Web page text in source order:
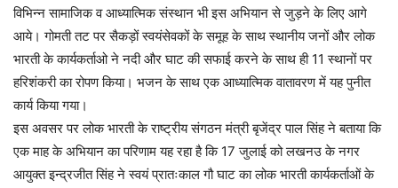
विभिन्न सामाजिक व आध्यात्मिक संस्थान भी इस अभियान से जुड़ने के लिए आगे
आये। गोमती तट पर सैकड़ों स्वयंसेवकों के समूह के साथ स्थानीय जनों और लोक
भारती के कार्यकर्ताओ ने नदी और घाट की सफाई करने के साथ ही 11 स्थानों पर
हरिशंकरी का रोपण किया। भजन के साथ एक आध्यात्मिक वातावरण में यह पुनीत
कार्य किया गया।
इस अवसर पर लोक भारती के राष्ट्रीय संगठन मंत्री बृजेंद्र पाल सिंह ने बताया कि
एक माह के अभियान का परिणाम यह रहा है कि 17 जुलाई को लखनउ के नगर
आयुक्त इन्द्रजीत सिंह ने स्वयं प्रातःकाल गौ घाट का लोक भारती कार्यकर्ताओं के